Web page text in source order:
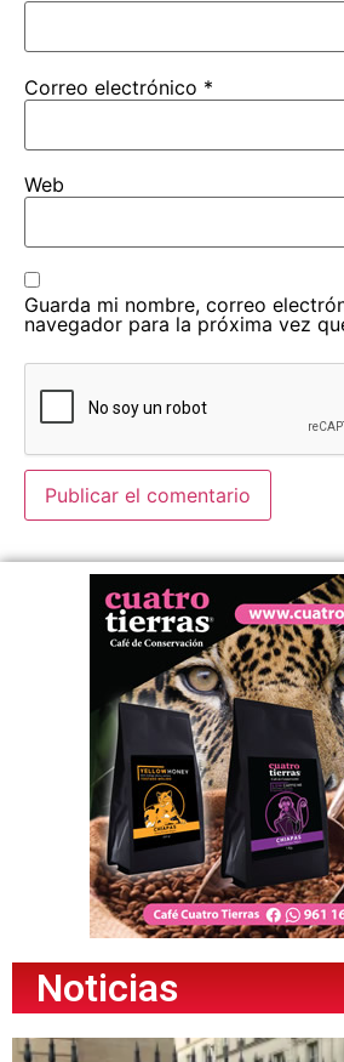
Correo electrónico *
Web
Guarda mi nombre, correo
navegador para la próxima vez
Noticias